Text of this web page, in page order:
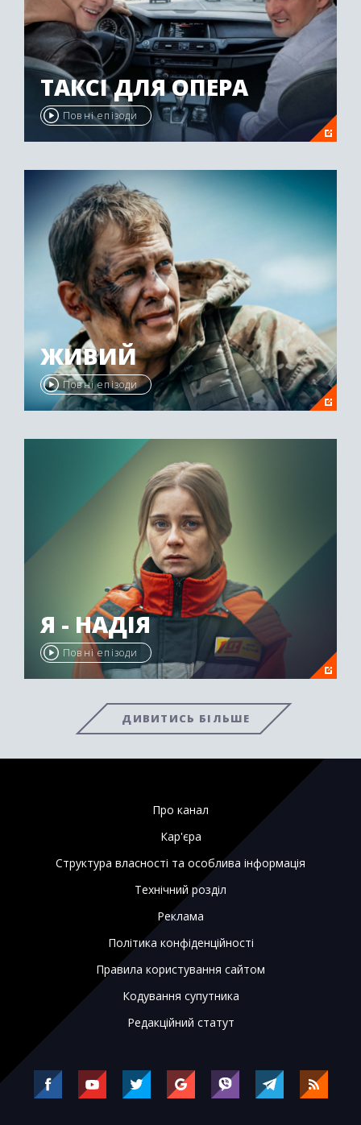
ТАКСІ ДЛЯ ОПЕРА
Повні епізоди
ЖИВИЙ
Повні епізоди
Я - НАДІЯ
Повні епізоди
ДИВИТИСЬ БІЛЬШЕ
Про канал
Кар'єра
Структура власності та особлива інформація
Технічний розділ
Реклама
Політика конфіденційності
Правила користування сайтом
Кодування супутника
Редакційний статут